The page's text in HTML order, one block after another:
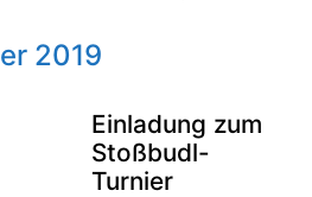
2019
Einladung zum
Stoßbudl-
Turnier